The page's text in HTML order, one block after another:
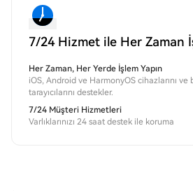
7/24 Hizmet ile Her Zaman
Her Zaman, Her Yerde İşlem Yapın
iOS, Android ve HarmonyOS cihazlarını ve
tarayıcılarını destekler.
7/24 Müşteri Hizmetleri
Varlıklarınızı 24 saat destek ile koruma